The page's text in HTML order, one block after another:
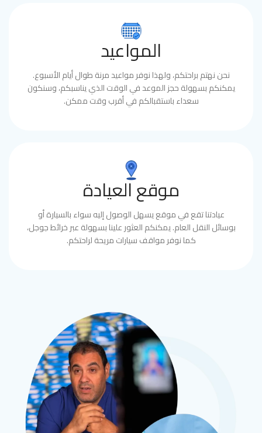
المواعيد
نحن نهتم براحتكم، ولهذا نوفر مواعيد مرنة طوال أيام الأسبوع.
يمكنكم بسهولة حجز الموعد في الوقت الذي يناسبكم، وسنكون
سعداء باستقبالكم في أقرب وقت ممكن.
موقع العيادة
عيادتنا تقع في موقع يسهل الوصول إليه سواء بالسيارة أو
بوسائل النقل العام. يمكنكم العثور علينا بسهولة عبر خرائط جوجل،
كما نوفر مواقف سيارات مريحة لراحتكم.